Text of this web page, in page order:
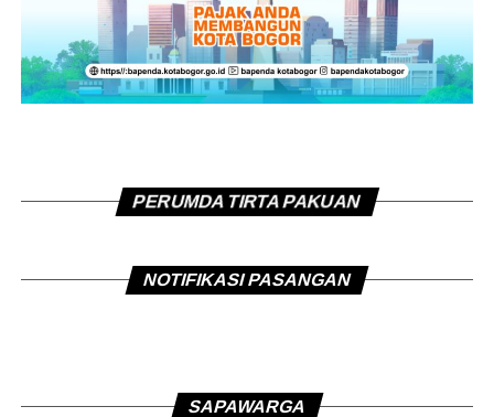
PERUMDA TIRTA PAKUAN
NOTIFIKASI PASANGAN
SAPAWARGA